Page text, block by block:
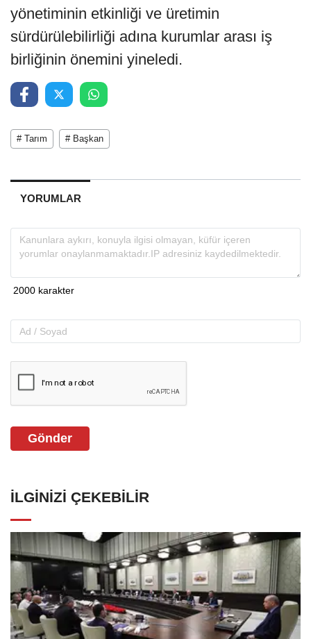
yönetiminin etkinliği ve üretimin
sürdürülebilirliği adına kurumlar arası iş
birliğinin önemini yineledi.
# Tarım # Başkan
YORUMLAR
Gönder
İLGINIZI ÇEKEBILIR